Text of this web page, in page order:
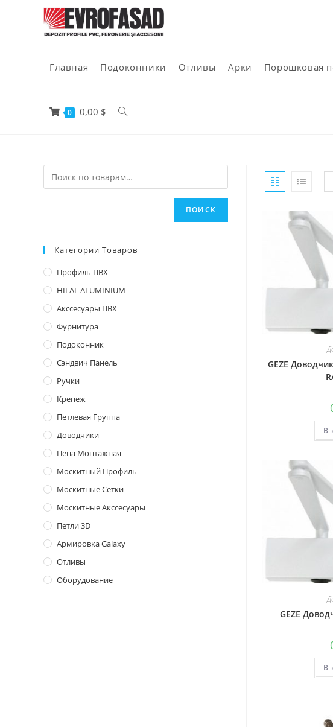
содержимому
Главная Подоконники Отливы Арки Порошковая
0 0,00 $
GEZE
В
GEZE
В
ПОИСК
Категории Товаров
Профиль ПВХ
HILAL ALUMINIUM
Акссесуары ПВХ
Фурнитура
Подоконник
Сэндвич Панель
Ручки
Крепеж
Петлевая Группа
Доводчики
Пена Монтажная
Москитный Профиль
Москитные Сетки
Москитные Акссесуары
Петли 3D
Армировка Galaxy
Отливы
Оборудование